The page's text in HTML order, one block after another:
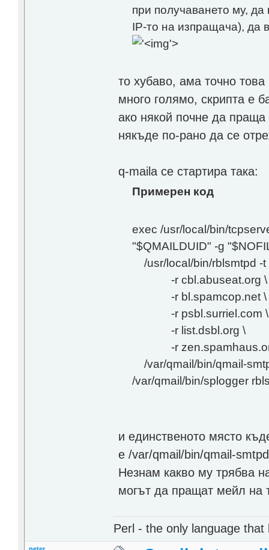
при получаването му,
IP-то на изпращача), да
'>
то хубаво, ама точно
много голямо, скрипта е
ако някой почне да
някъде по-рано да се
q-maila се стартира така:
Примерен код
exec /usr/local/bin/
"$QMAILDUID" -g
/usr/local/bin/rblsmtpd -t
-r cbl.abuseat.org \
-r bl.spamcop.net \
-r psbl.surriel.com \
-r list.dsbl.org \
-r
/var/qmail/bin/qmail-
/var/qmail/bin/splogger
и единственото място
е /var/qmail/bin/qmail-
Незнам какво му трябва
могът да пращат мейл на
Perl - the only language